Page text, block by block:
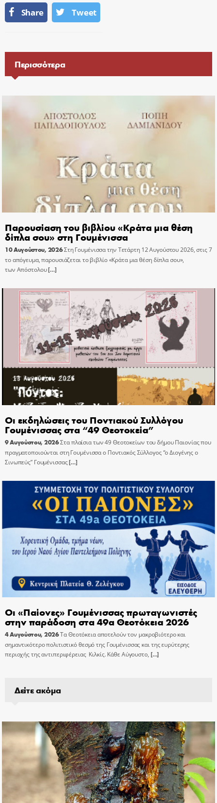
Share Tweet
Περισσότερα
Παρουσίαση του βιβλίου «Κράτα μια θέση
δίπλα σου» στη Γουμένισσα
10 Αυγούστου, 2026Στη Γουμένισσα την Τετάρτη 12 Αυγούστου 2026, στις 7
το απόγευμα, παρουσιάζεται το βιβλίο «Κράτα μια θέση δίπλα σου»,
των Απόστολου[…]
Οι εκδηλώσεις του Ποντιακού Συλλόγου
Γουμένισσας στα “49 Θεοτοκεία”
9 Αυγούστου, 2026Στα πλαίσια των 49 Θεοτοκείων του δήμου Παιονίας που
πραγματοποιούνται στη Γουμένισσα ο Ποντιακός Σύλλογος “ο Διογένης ο
Σινωπεύς” Γουμένισσας[…]
Οι «Παίονες» Γουμένισσας πρωταγωνιστές
στην παράδοση στα 49α Θεοτόκεια 2026
4 Αυγούστου, 2026Τα Θεοτόκεια αποτελούν τον μακροβιότερο και
σημαντικότερο πολιτιστικό θεσμό της Γουμένισσας και της ευρύτερης
περιοχής της αντιπεριφέρειας Κιλκίς. Κάθε Αύγουστο, […]
Δείτε ακόμα